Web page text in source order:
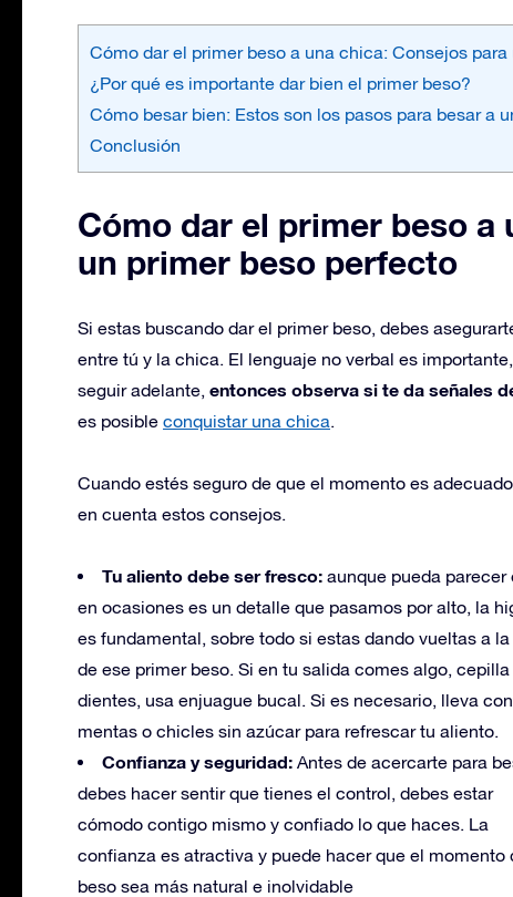
Cómo dar el primer beso a una chica: Consejos
¿Por qué es importante dar bien el primer beso?
Cómo besar bien: Estos son los pasos para besar a
Conclusión
Cómo dar el primer beso a
un primer beso perfecto
Si estas buscando dar el primer beso, debes
entre tú y la chica. El lenguaje no verbal es
seguir adelante, entonces observa si te da señales
es posible conquistar una chica.
Cuando estés seguro de que el momento es
en cuenta estos consejos.
Tu aliento debe ser fresco: aunque pueda parecer
en ocasiones es un detalle que pasamos por alto, la
es fundamental, sobre todo si estas dando vueltas a la
de ese primer beso. Si en tu salida comes algo,
dientes, usa enjuague bucal. Si es necesario, lleva
mentas o chicles sin azúcar para refrescar tu aliento.
Confianza y seguridad: Antes de acercarte para
debes hacer sentir que tienes el control, debes estar
cómodo contigo mismo y confiado lo que haces. La
confianza es atractiva y puede hacer que el momento
beso sea más natural e inolvidable